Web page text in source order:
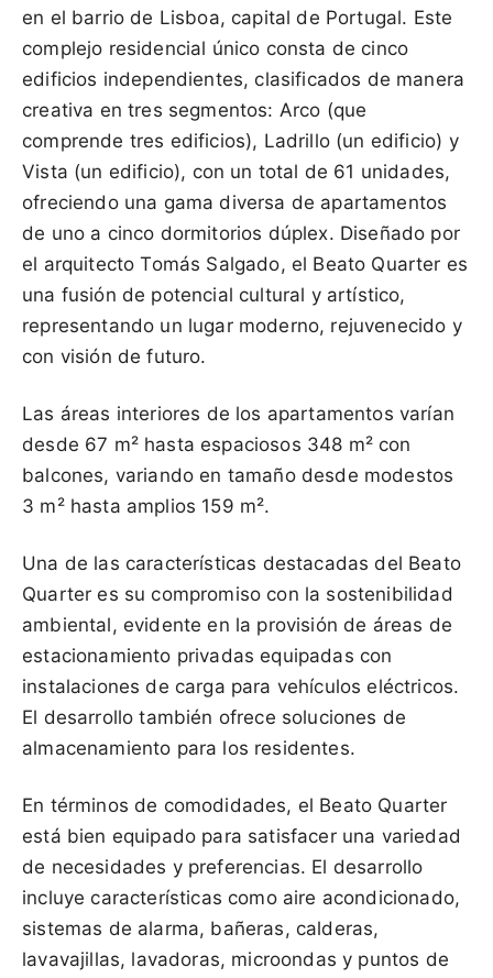
en el barrio de Lisboa, capital de Portugal. Este
complejo residencial único consta de cinco
edificios independientes, clasificados de manera
creativa en tres segmentos: Arco (que
comprende tres edificios), Ladrillo (un edificio) y
Vista (un edificio), con un total de 61 unidades,
ofreciendo una gama diversa de apartamentos
de uno a cinco dormitorios dúplex. Diseñado por
el arquitecto Tomás Salgado, el Beato Quarter es
una fusión de potencial cultural y artístico,
representando un lugar moderno, rejuvenecido y
con visión de futuro.
Las áreas interiores de los apartamentos varían
desde 67 m² hasta espaciosos 348 m² con
balcones, variando en tamaño desde modestos
3 m² hasta amplios 159 m².
Una de las características destacadas del Beato
Quarter es su compromiso con la sostenibilidad
ambiental, evidente en la provisión de áreas de
estacionamiento privadas equipadas con
instalaciones de carga para vehículos eléctricos.
El desarrollo también ofrece soluciones de
almacenamiento para los residentes.
En términos de comodidades, el Beato Quarter
está bien equipado para satisfacer una variedad
de necesidades y preferencias. El desarrollo
incluye características como aire acondicionado,
sistemas de alarma, bañeras, calderas,
lavavajillas, lavadoras, microondas y puntos de